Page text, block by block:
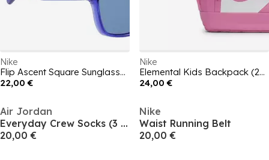
Nike
Flip Ascent Square Sunglasses
22,00 €
Nike
Elemental Kids Backpack (20l) Unisex Kids
24,00 €
Air Jordan
Everyday Crew Socks (3 pairs)
20,00 €
Nike
Waist Running Belt
20,00 €